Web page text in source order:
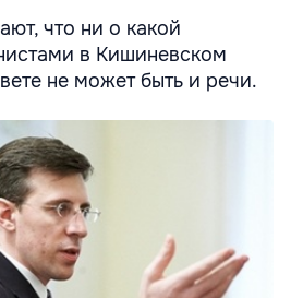
что ни о какой
в Кишиневском
не может быть и речи.